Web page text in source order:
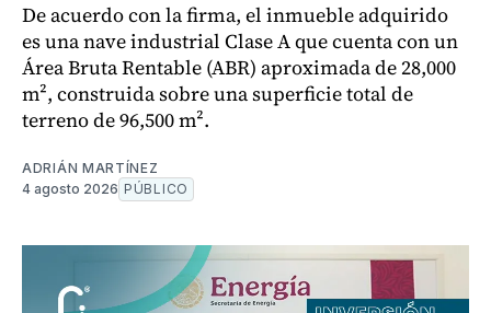
De acuerdo con la firma, el inmueble adquirido
es una nave industrial Clase A que cuenta con un
Área Bruta Rentable (ABR) aproximada de 28,000
m², construida sobre una superficie total de
terreno de 96,500 m².
ADRIÁN MARTÍNEZ
4 agosto 2026 PÚBLICO